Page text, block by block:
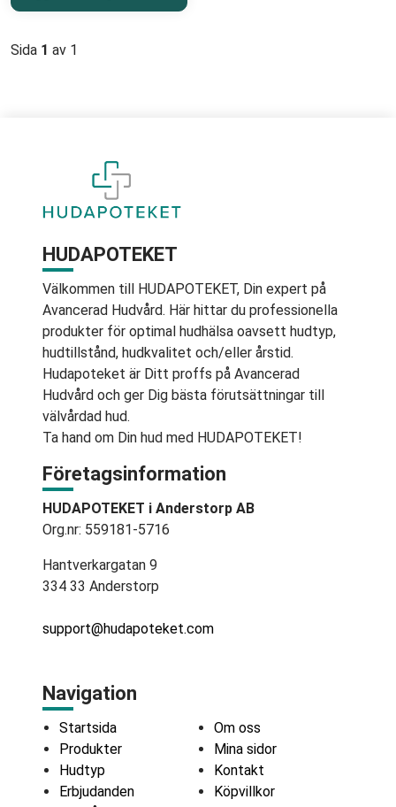
Sida 1 av 1
HUDAPOTEKET
Välkommen till HUDAPOTEKET, Din expert på
Avancerad Hudvård. Här hittar du professionella
produkter för optimal hudhälsa oavsett hudtyp,
hudtillstånd, hudkvalitet och/eller årstid.
Hudapoteket är Ditt proffs på Avancerad
Hudvård och ger Dig bästa förutsättningar till
välvårdad hud.
Ta hand om Din hud med HUDAPOTEKET!
Företagsinformation
HUDAPOTEKET i Anderstorp AB
Org.nr: 559181-5716
Hantverkargatan 9
334 33 Anderstorp
support@hudapoteket.com
Navigation
Startsida
Produkter
Hudtyp
Erbjudanden
Om oss
Mina sidor
Kontakt
Köpvillkor